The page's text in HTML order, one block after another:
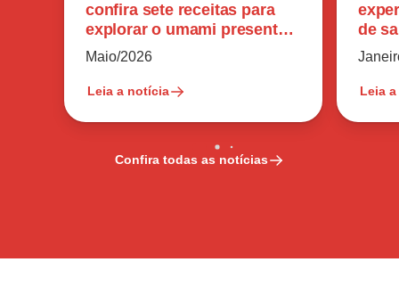
confira sete receitas para
explorar o umami presente
no ingrediente
Maio/2026
Leia a notícia
de
Leia
Confira todas as notícias